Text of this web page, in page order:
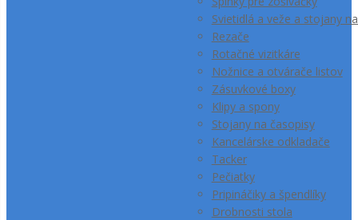
Svietidlá a veže a stojany
Rezače
Rotačné vizitkáre
Nožnice a otvárače listov
Zásuvkové boxy
Klipy a spony
Stojany na časopisy
Kancelárske odkladače
Tacker
Pečiatky
Pripináčiky a špendlíky
Drobnosti stola